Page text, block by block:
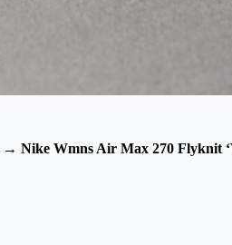
→ Nike Wmns Air Max 270 Flyknit